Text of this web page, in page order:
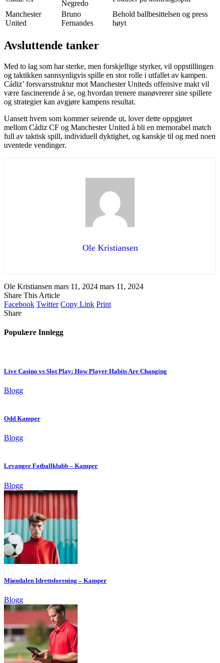
Negredo
Manchester
United
Bruno
Fernandes
Behold ballbesittelsen og press
høyt
Avsluttende tanker
Med to lag som har sterke, men forskjellige styrker, vil oppstillingen
og taktikken sannsynligvis spille en stor rolle i utfallet av kampen.
Cádiz’ forsvarsstruktur mot Manchester Uniteds offensive makt vil
være fascinerende å se, og hvordan trenere manøvrerer sine spillere
og strategier kan avgjøre kampens resultat.
Uansett hvem som kommer seirende ut, lover dette oppgjøret
mellom Cádiz CF og Manchester United å bli en memorabel match
full av taktisk spill, individuell dyktighet, og kanskje til og med noen
uventede vendinger.
Ole Kristiansen
Ole Kristiansen mars 11, 2024 mars 11, 2024
Share This Article
Facebook Twitter Copy Link Print
Share
Populære Innlegg
Live Casino vs Slot Play: How Player Habits Are Changing
Blogg
Odd Kamper
Blogg
Levanger Fotballklubb – Kamper
Blogg
Mjøndalen Idrettsforening – Kamper
Blogg